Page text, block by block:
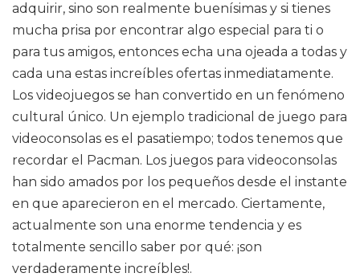
adquirir, sino son realmente buenísimas y si tienes
mucha prisa por encontrar algo especial para ti o
para tus amigos, entonces echa una ojeada a todas y
cada una estas increíbles ofertas inmediatamente.
Los videojuegos se han convertido en un fenómeno
cultural único. Un ejemplo tradicional de juego para
videoconsolas es el pasatiempo; todos tenemos que
recordar el Pacman. Los juegos para videoconsolas
han sido amados por los pequeños desde el instante
en que aparecieron en el mercado. Ciertamente,
actualmente son una enorme tendencia y es
totalmente sencillo saber por qué: ¡son
verdaderamente increíbles!.